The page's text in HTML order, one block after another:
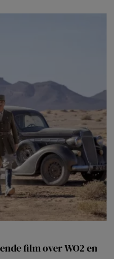
film over WO2 en